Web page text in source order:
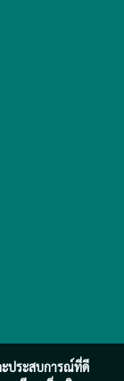
ะประสบการณ์ที่ดี